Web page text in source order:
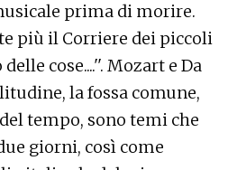
prima di morire.
più il Corriere dei piccoli
cose....''. Mozart e Da
la fossa comune,
tempo, sono temi che
giorni, così come